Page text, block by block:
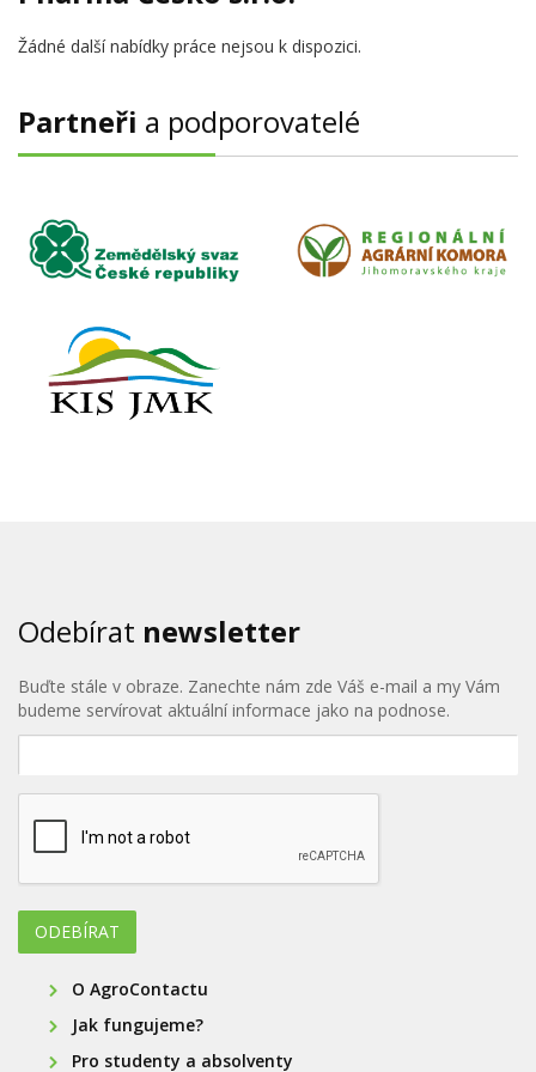
Žádné další nabídky práce nejsou k dispozici.
Partneři a podporovatelé
Odebírat newsletter
Buďte stále v obraze. Zanechte nám zde Váš e-mail a my Vám
budeme servírovat aktuální informace jako na podnose.
O AgroContactu
Jak fungujeme?
Pro studenty a absolventy